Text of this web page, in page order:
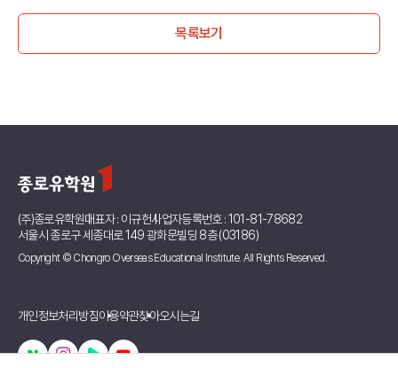
목록보기
(주)종로유학원대표자 : 이규헌사업자등록번호 : 101-81-78682
서울시 종로구 세종대로 149 광화문빌딩 8층 (03186)
Copyright © Chongro Overseas Educational Institute. All Rights Reserved.
개인정보처리방침이용약관찾아오시는길